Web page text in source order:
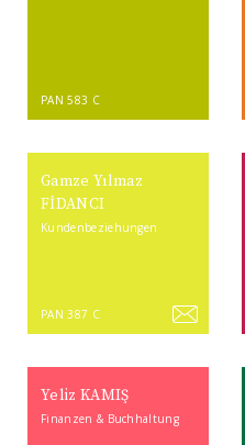
PAN 583 C
Gamze Yılmaz
FİDANCI
Kundenbeziehungen
PAN 387 C
Yeliz KAMIŞ
Finanzen & Buchhaltung